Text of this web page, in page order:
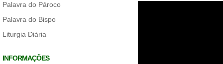
Palavra do Pároco
Palavra do Bispo
Liturgia Diária
INFORMAÇÕES